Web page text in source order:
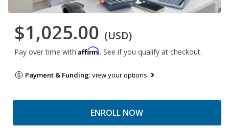
$1,025.00 (USD)
Pay over time with Affirm. See if you qualify at checkout.
Payment & Funding:view your options
ENROLL NOW